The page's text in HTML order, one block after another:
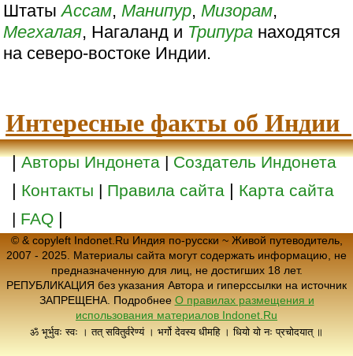
ШтатыАссам,Манипур,Мизорам,
Мегхалая, Нагаланд и Трипура находятся
на северо-востоке Индии.
Интересные факты об Индии
|Авторы Индонета|Создатель Индонета
| Контакты | Правила сайта | Карта сайта
| FAQ |
© & copyleft Indonet.Ru Индия по-русски ~ Живой путеводитель,
2007 - 2025. Материалы сайта могут содержать информацию, не
предназначенную для лиц, не достигших 18 лет.
РЕПУБЛИКАЦИЯ без указания Автора и гиперссылки на источник
ЗАПРЕЩЕНА. Подробнее О правилах размещения и
использования материалов Indonet.Ru
ॐ भूर्भुवः स्वः । तत् सवितुर्वरेण्यं । भर्गो देवस्य धीमहि । धियो यो नः प्रचोदयात् ॥